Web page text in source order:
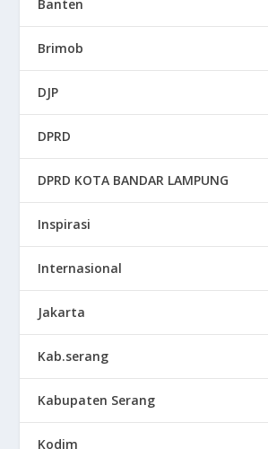
Banten
Brimob
DJP
DPRD
DPRD KOTA BANDAR LAMPUNG
Inspirasi
Internasional
Jakarta
Kab.serang
Kabupaten Serang
Kodim